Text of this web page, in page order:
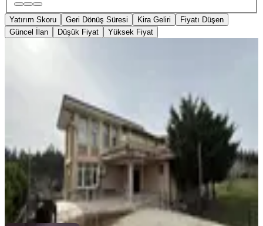
Yatırım Skoru Geri Dönüş Süresi Kira Geliri
Fiyatı Düşen
Güncel İlan
Düşük Fiyat Yüksek Fiyat
9+ Oda·600 m² 07.03.2026
50.000.000 ₺
Family GayrimenkulEmre Çatanak
Ara